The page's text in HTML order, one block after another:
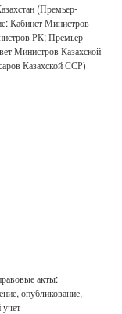
(Премьер-
Кабинет Министров
РК; Премьер-
Министров Казахской
Казахской ССР)
акты:
опубликование,
учет